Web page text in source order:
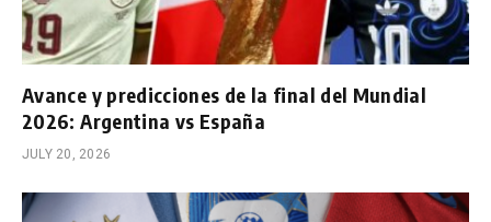
Avance y predicciones de la final del Mundial
2026: Argentina vs España
JULY 20, 2026